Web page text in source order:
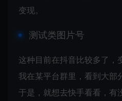
变现。
测试类图片号
这种目前在抖音比较多了，
我在某平台群里，看到大部
于是，就想去快手看看，有